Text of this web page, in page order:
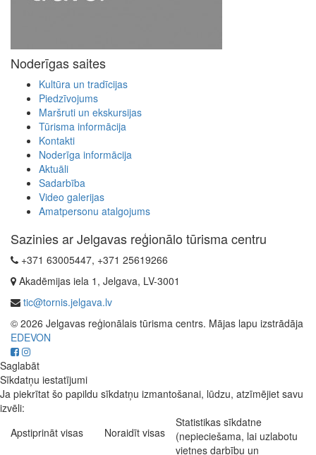
Noderīgas saites
Kultūra un tradīcijas
Piedzīvojums
Maršruti un ekskursijas
Tūrisma informācija
Kontakti
Noderīga informācija
Aktuāli
Sadarbība
Video galerijas
Amatpersonu atalgojums
Sazinies ar Jelgavas reģionālo tūrisma centru
+371 63005447, +371 25619266
Akadēmijas iela 1, Jelgava, LV-3001
tic@tornis.jelgava.lv
© 2026 Jelgavas reģionālais tūrisma centrs. Mājas lapu izstrādāja
EDEVON
Saglabāt
Sīkdatņu iestatījumi
Ja piekrītat šo papildu sīkdatņu izmantošanai, lūdzu, atzīmējiet savu
izvēli:
Apstiprināt visas
Noraidīt visas
Statistikas sīkdatne
(nepieciešama, lai uzlabotu
vietnes darbību un